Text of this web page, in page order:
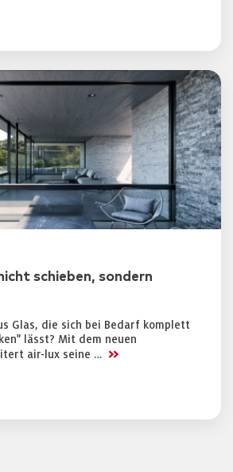
schieben, sondern
Glas, die sich bei Bedarf komplett
lässt? Mit dem neuen
air-lux seine … >>